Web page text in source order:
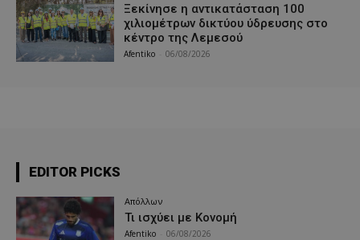
Ξεκίνησε η αντικατάσταση 100
χιλιομέτρων δικτύου ύδρευσης στο
κέντρο της Λεμεσού
Afentiko 06/08/2026
EDITOR PICKS
Απόλλων
Τι ισχύει με Κονομή
Afentiko 06/08/2026